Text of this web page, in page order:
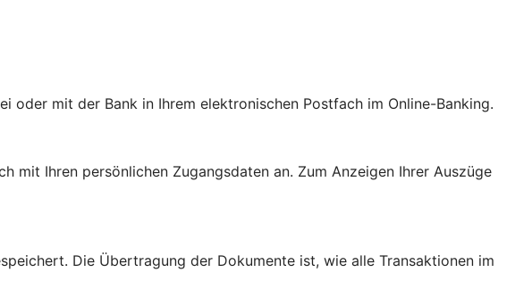
mit der Bank in Ihrem elektronischen Postfach im Online-Banking.
mit Ihren persönlichen Zugangsdaten an. Zum Anzeigen Ihrer Auszüge
Die Übertragung der Dokumente ist, wie alle Transaktionen im